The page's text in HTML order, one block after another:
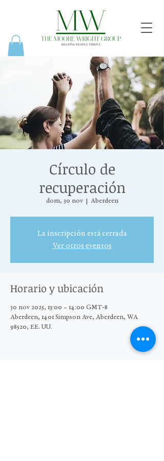
Círculo de
recuperación
dom, 30 nov
  |
Aberdeen
La inscripción está cerrada
Ver otros eventos
Horario y ubicación
30 nov 2025, 13:00 – 14:00 GMT-8
Aberdeen, 1401 Simpson Ave, Aberdeen, WA
98520, EE. UU.